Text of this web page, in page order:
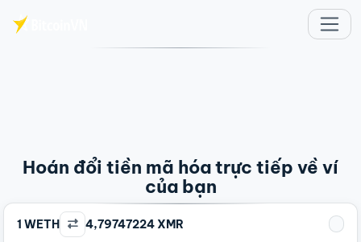
Hoán đổi tiền mã hóa trực tiếp về ví
của bạn
1 WETH 4,79747224 XMR